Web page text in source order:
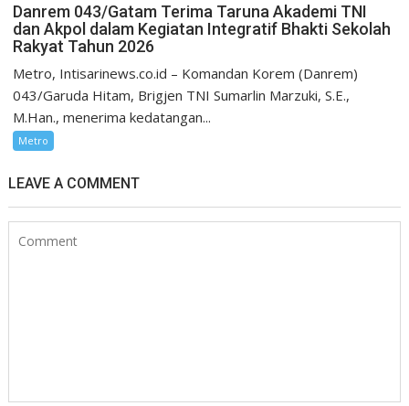
Danrem 043/Gatam Terima Taruna Akademi TNI
dan Akpol dalam Kegiatan Integratif Bhakti Sekolah
Rakyat Tahun 2026
Metro, Intisarinews.co.id – Komandan Korem (Danrem)
043/Garuda Hitam, Brigjen TNI Sumarlin Marzuki, S.E.,
M.Han., menerima kedatangan...
Metro
LEAVE A COMMENT